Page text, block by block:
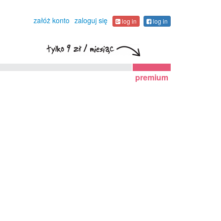
załóż konto zaloguj się log in log in
premium